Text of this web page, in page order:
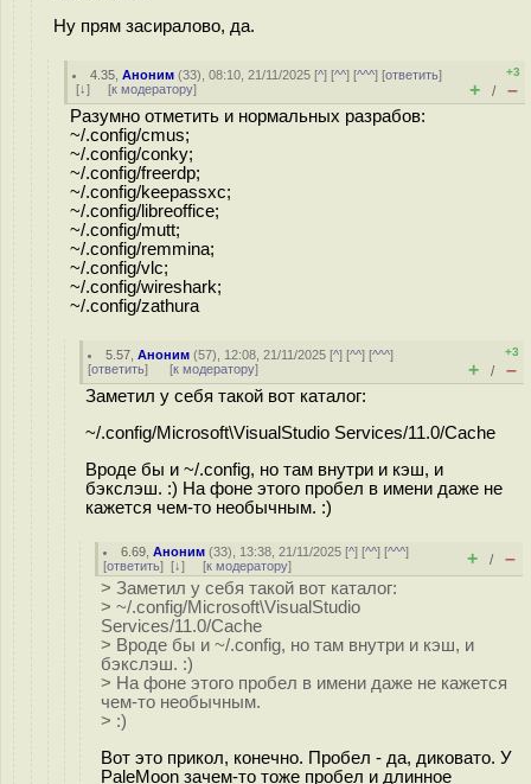
Ну прям засиралово, да.
4.35 ,Аноним (33), 08:10, 21/11/2025 [^] [^^] [^^^] [ответить]
[↓] [к модератору]
+3
+ / –
Разумно отметить и нормальных разрабов:
~/.config/cmus;
~/.config/conky;
~/.config/freerdp;
~/.config/keepassxc;
~/.config/libreoffice;
~/.config/mutt;
~/.config/remmina;
~/.config/vlc;
~/.config/wireshark;
~/.config/zathura
5.57 ,Аноним (57), 12:08, 21/11/2025 [^] [^^] [^^^]
[ответить] [к модератору]
+3
+ / –
Заметил у себя такой вот каталог:
~/.config/Microsoft\VisualStudio Services/11.0/Cache
Вроде бы и ~/.config, но там внутри и кэш, и
бэкслэш. :) На фоне этого пробел в имени даже не
кажется чем-то необычным. :)
6.69 ,Аноним (33), 13:38, 21/11/2025 [^] [^^] [^^^]
[ответить] [↓] [к модератору] + / –
> Заметил у себя такой вот каталог:
> ~/.config/Microsoft\VisualStudio
Services/11.0/Cache
> Вроде бы и ~/.config, но там внутри и кэш, и
бэкслэш. :)
> На фоне этого пробел в имени даже не кажется
чем-то необычным.
> :)
Вот это прикол, конечно. Пробел - да, диковато. У
PaleMoon зачем-то тоже пробел и длинное